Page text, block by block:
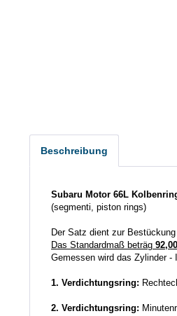
Beschreibung
Subaru Motor 66L
(segmenti, piston rings)
Der Satz dient zur
Das Standardmaß beträg
Gemessen wird das Zylinder -
1. Verdichtungsring:
2. Verdichtungsring: